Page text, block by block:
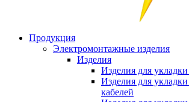
Продукция
Электромонтажные изделия
Изделия
Изделия для
Изделия для
кабелей